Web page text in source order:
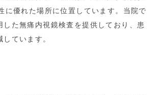
に優れた場所に位置しています。当院で
した無痛内視鏡検査を提供しており、患
ています。